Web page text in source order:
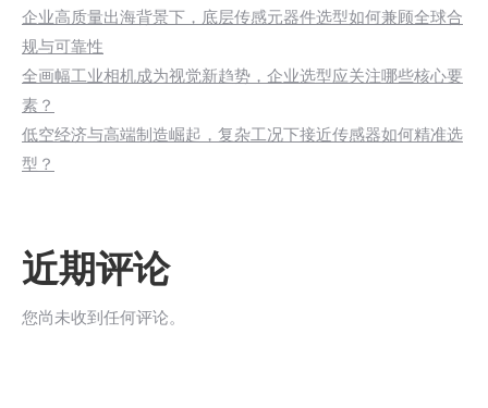
企业高质量出海背景下，底层传感元器件选型如何兼顾全球合
规与可靠性
全画幅工业相机成为视觉新趋势，企业选型应关注哪些核心要
素？
低空经济与高端制造崛起，复杂工况下接近传感器如何精准选
型？
近期评论
您尚未收到任何评论。